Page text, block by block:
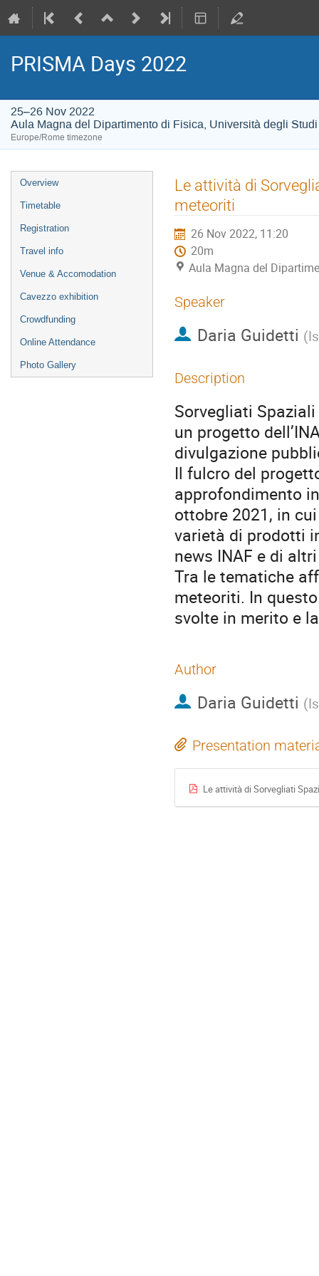
PRISMA Days 2022
25–26 Nov 2022
Aula Magna del Dipartimento di Fisica, Università degli
Europe/Rome timezone
Event
menu
Overview
Timetable
Registration
Travel info
Venue & Accomodation
Cavezzo exhibition
Crowdfunding
Online Attendance
Photo Gallery
Le attività di
meteoriti
26 Nov 2022, 11:20
20m
Aula Magna del
Speaker
Daria Guidetti (
Description
Sorvegliati
un progetto
divulgazione
Il fulcro del
approfondimento
ottobre 2021, in
varietà di prodotti
news INAF e di
Tra le tematiche
meteoriti. In
svolte in merito e
Author
Daria Guidetti (
Presentation
Le attività di Sorvegliati